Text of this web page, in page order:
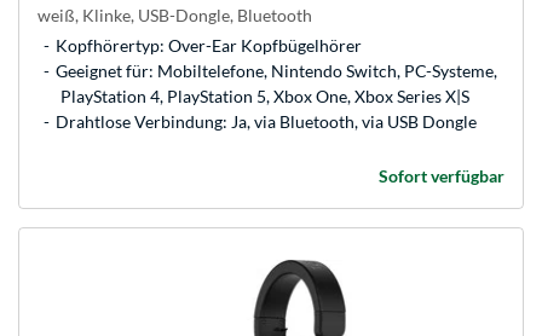
weiß, Klinke, USB-Dongle, Bluetooth
Kopfhörertyp: Over-Ear Kopfbügelhörer
Geeignet für: Mobiltelefone, Nintendo Switch, PC-Systeme,
PlayStation 4, PlayStation 5, Xbox One, Xbox Series X|S
Drahtlose Verbindung: Ja, via Bluetooth, via USB Dongle
Sofort verfügbar